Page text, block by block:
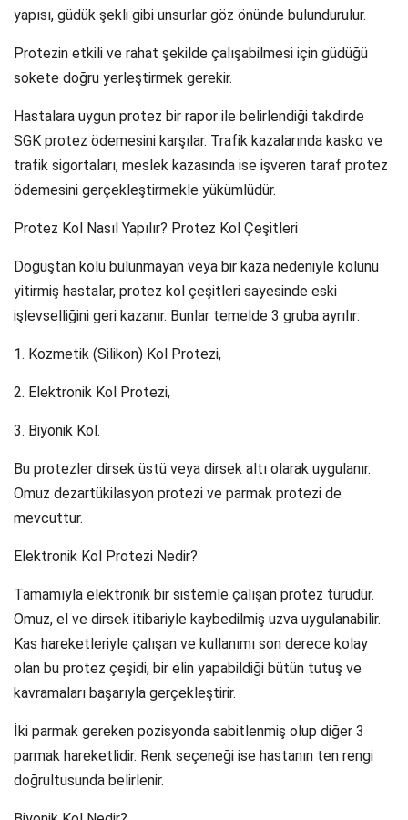
yapısı, güdük şekli gibi unsurlar göz önünde bulundurulur.
Protezin etkili ve rahat şekilde çalışabilmesi için güdüğü
sokete doğru yerleştirmek gerekir.
Hastalara uygun protez bir rapor ile belirlendiği takdirde
SGK protez ödemesini karşılar. Trafik kazalarında kasko ve
trafik sigortaları, meslek kazasında ise işveren taraf protez
ödemesini gerçekleştirmekle yükümlüdür.
Protez Kol Nasıl Yapılır? Protez Kol Çeşitleri
Doğuştan kolu bulunmayan veya bir kaza nedeniyle kolunu
yitirmiş hastalar, protez kol çeşitleri sayesinde eski
işlevselliğini geri kazanır. Bunlar temelde 3 gruba ayrılır:
1. Kozmetik (Silikon) Kol Protezi,
2. Elektronik Kol Protezi,
3. Biyonik Kol.
Bu protezler dirsek üstü veya dirsek altı olarak uygulanır.
Omuz dezartükilasyon protezi ve parmak protezi de
mevcuttur.
Elektronik Kol Protezi Nedir?
Tamamıyla elektronik bir sistemle çalışan protez türüdür.
Omuz, el ve dirsek itibariyle kaybedilmiş uzva uygulanabilir.
Kas hareketleriyle çalışan ve kullanımı son derece kolay
olan bu protez çeşidi, bir elin yapabildiği bütün tutuş ve
kavramaları başarıyla gerçekleştirir.
İki parmak gereken pozisyonda sabitlenmiş olup diğer 3
parmak hareketlidir. Renk seçeneği ise hastanın ten rengi
doğrultusunda belirlenir.